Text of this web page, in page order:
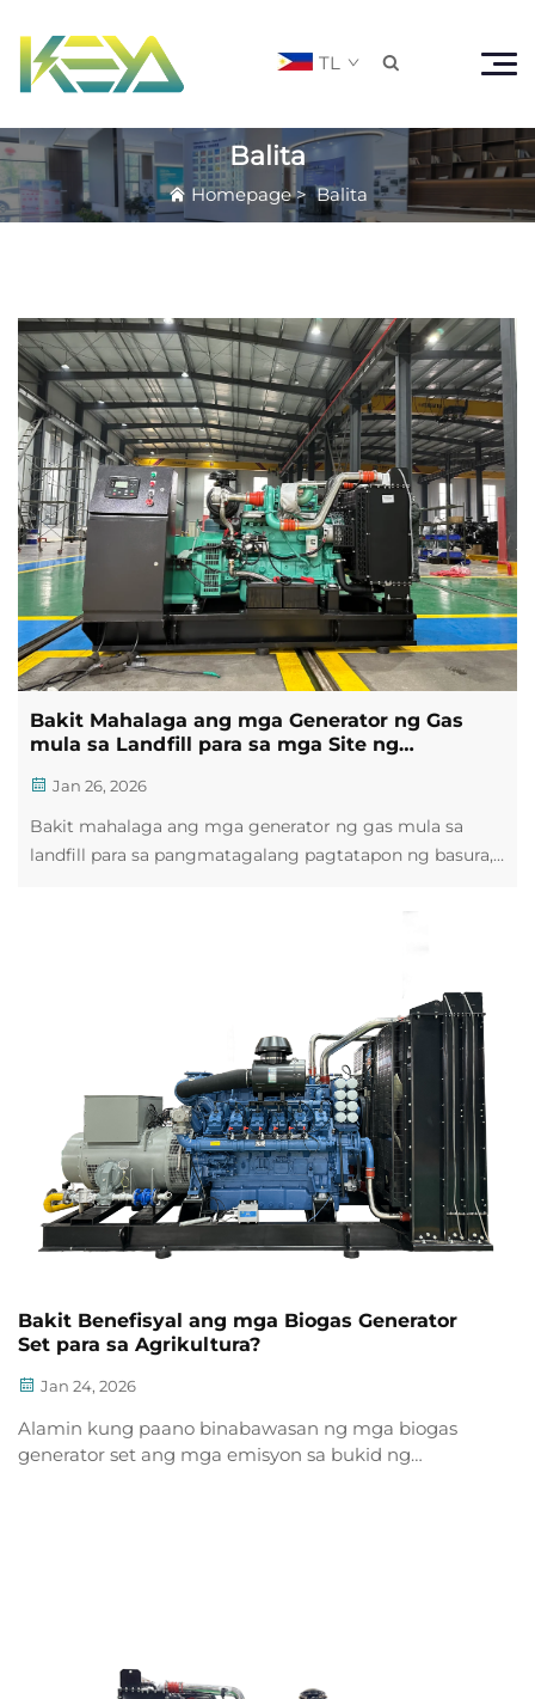
TL 
Balita
Homepage>Balita
Bakit Mahalaga ang mga Generator ng Gas
mula sa Landfill para sa mga Site ng
Jan 26, 2026
Bakit mahalaga ang mga generator ng gas mula sa
landfill para sa pangmatagalang pagtatapon ng basura,
Bakit Benefisyal ang mga Biogas Generator
Set para sa Agrikultura?
Jan 24, 2026
Alamin kung paano binabawasan ng mga biogas
generator set ang mga emisyon sa bukid ng